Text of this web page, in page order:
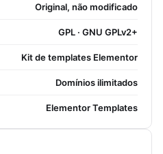
Original, não modificado
GPL · GNU GPLv2+
Kit de templates Elementor
Domínios ilimitados
Elementor Templates